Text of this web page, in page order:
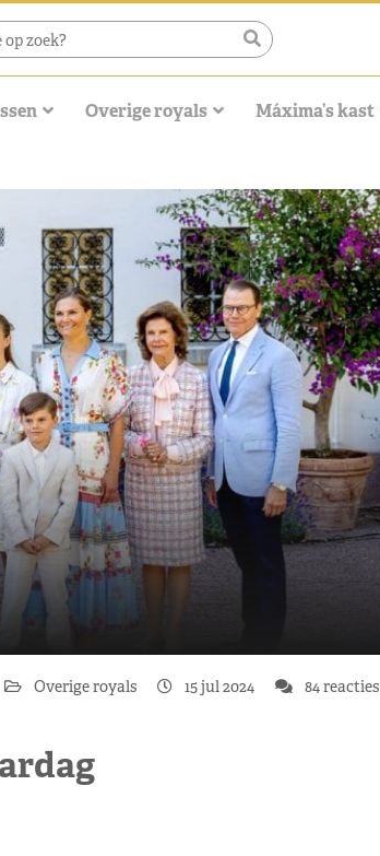
Overige royals Máxima’s kast
Overige royals 15 jul 2024 84 reacties